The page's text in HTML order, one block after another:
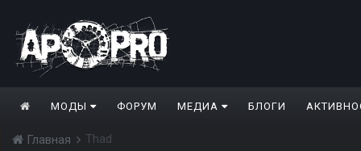
МОДЫ ФОРУМ МЕДИА БЛОГИ
Главная Thad